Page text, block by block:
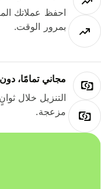
احفظ عملاتك
بمرور الوقت.
مجاني تمامًا، دون
التنزيل خلال
مزعجة.